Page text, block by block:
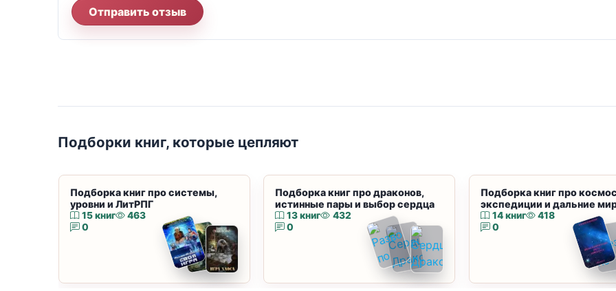
Отправить отзыв
Подборки книг, которые цепляют
Подборка книг про системы,
уровни и ЛитРПГ
15 книг
463
0
Подборка книг про драконов,
истинные пары и выбор сердца
13 книг
432
0
Подборка книг про
экспедиции и дальние
14 книг
418
0